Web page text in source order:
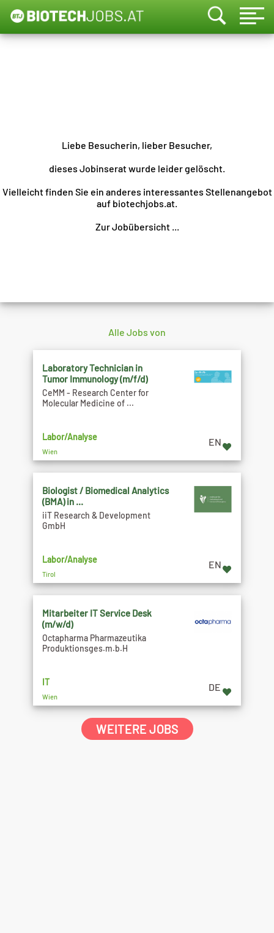
Liebe Besucherin, lieber Besucher,
dieses Jobinserat wurde leider gelöscht.
Vielleicht finden Sie ein anderes interessantes Stellenangebot
auf biotechjobs.at.
Zur Jobübersicht ...
Alle Jobs von
Laboratory Technician in
Tumor Immunology (m/f/d)
CeMM - Research Center for
Molecular Medicine of ...
Labor/Analyse
Wien
EN
Biologist / Biomedical Analytics
(BMA) in ...
iiT Research & Development
GmbH
Labor/Analyse
Tirol
EN
Mitarbeiter IT Service Desk
(m/w/d)
Octapharma Pharmazeutika
Produktionsges.m.b.H
IT
Wien
DE
WEITERE JOBS